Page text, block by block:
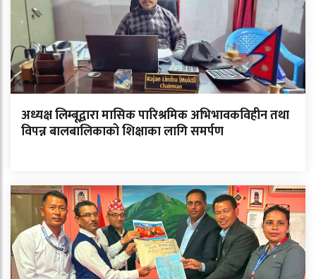
अध्यक्ष लिम्बूद्वारा मासिक पारिश्रमिक अभिभावकविहीन तथा
विपन्न बालबालिकाको शिक्षाका लागि समर्पण